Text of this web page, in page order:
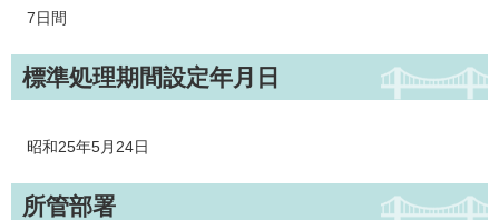
7日間
標準処理期間設定年月日
昭和25年5月24日
所管部署